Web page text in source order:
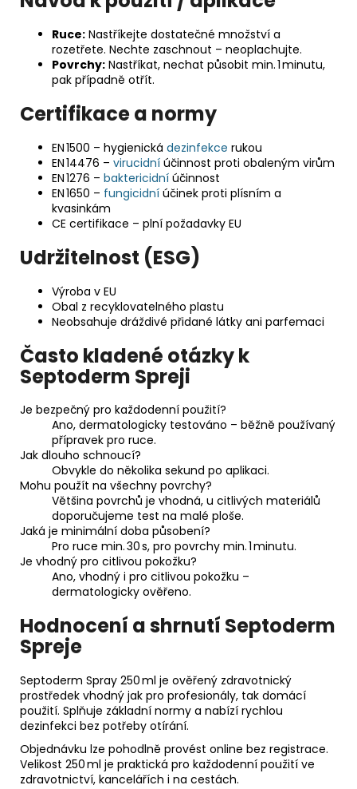
Ruce: Nastříkejte dostatečné množství a
rozetřete. Nechte zaschnout – neoplachujte.
Povrchy: Nastříkat, nechat působit min. 1 minutu,
pak případně otřít.
Certifikace a normy
EN 1500 – hygienická dezinfekce rukou
EN 14476 – virucidní účinnost proti obaleným virům
EN 1276 – baktericidní účinnost
EN 1650 – fungicidní účinek proti plísním a
kvasinkám
CE certifikace – plní požadavky EU
Udržitelnost (ESG)
Výroba v EU
Obal z recyklovatelného plastu
Neobsahuje dráždivé přidané látky ani parfemaci
Často kladené otázky k
Septoderm Spreji
Je bezpečný pro každodenní použití?
Ano, dermatologicky testováno – běžně používaný
přípravek pro ruce.
Jak dlouho schnoucí?
Obvykle do několika sekund po aplikaci.
Mohu použít na všechny povrchy?
Většina povrchů je vhodná, u citlivých materiálů
doporučujeme test na malé ploše.
Jaká je minimální doba působení?
Pro ruce min. 30 s, pro povrchy min. 1 minutu.
Je vhodný pro citlivou pokožku?
Ano, vhodný i pro citlivou pokožku –
dermatologicky ověřeno.
Hodnocení a shrnutí Septoderm
Spreje
Septoderm Spray 250 ml je ověřený zdravotnický
prostředek vhodný jak pro profesionály, tak domácí
použití. Splňuje základní normy a nabízí rychlou
dezinfekci bez potřeby otírání.
Objednávku lze pohodlně provést online bez registrace.
Velikost 250 ml je praktická pro každodenní použití ve
zdravotnictví, kancelářích i na cestách.